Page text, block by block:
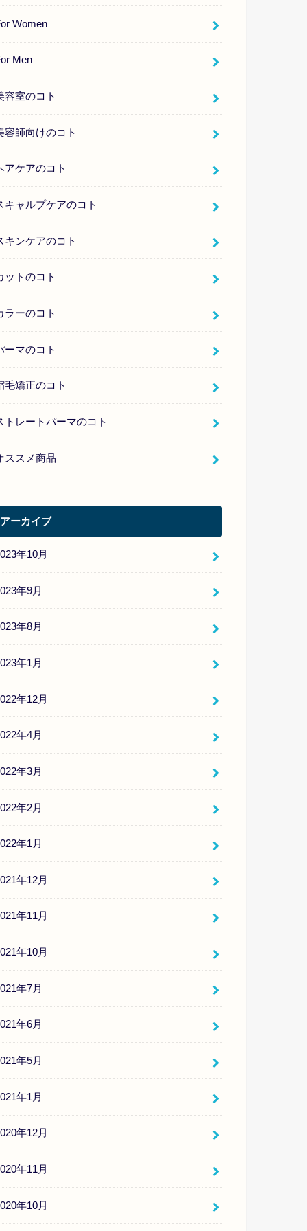
Women
Men
容室のコト
容師向けのコト
アケアのコト
キャルプケアのコト
キンケアのコト
ットのコト
ラーのコト
ーマのコト
毛矯正のコト
トレートパーマのコト
ススメ商品
アーカイブ
年10月
年9月
年8月
年1月
年12月
年4月
年3月
年2月
年1月
年12月
年11月
年10月
年7月
年6月
年5月
年1月
年12月
年11月
年10月